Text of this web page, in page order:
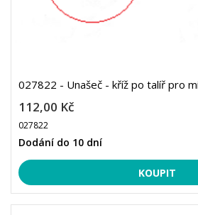
027822 - Unašeč - kříž po talíř pro
112,00 Kč
027822
Dodání do 10 dní